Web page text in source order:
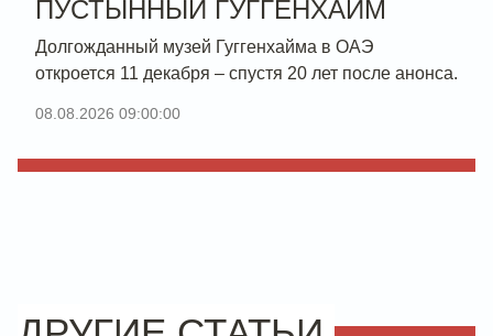
ПУСТЫННЫЙ ГУГГЕНХАЙМ
Долгожданный музей Гуггенхайма в ОАЭ
откроется 11 декабря – спустя 20 лет после анонса.
08.08.2026 09:00:00